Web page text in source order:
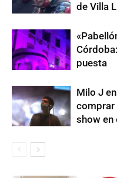
de Villa
puesta
Milo J
comprar
show en